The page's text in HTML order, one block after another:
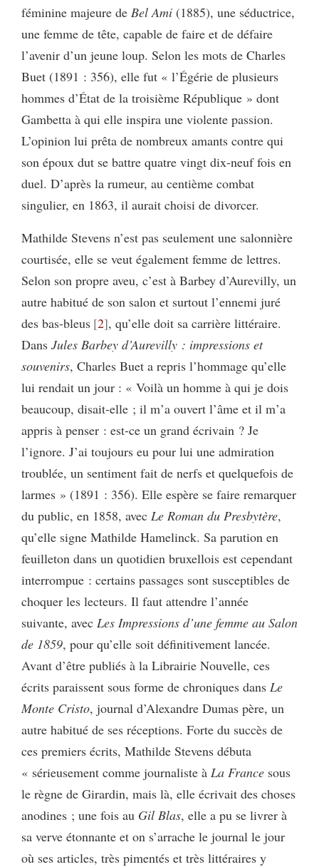
féminine majeure de Bel Ami (1885), une séductrice,
une femme de tête, capable de faire et de défaire
l’avenir d’un jeune loup. Selon les mots de Charles
Buet (1891 : 356), elle fut « l’Égérie de plusieurs
hommes d’État de la troisième République » dont
Gambetta à qui elle inspira une violente passion.
L’opinion lui prêta de nombreux amants contre qui
son époux dut se battre quatre vingt dix-neuf fois en
duel. D’après la rumeur, au centième combat
singulier, en 1863, il aurait choisi de divorcer.
Mathilde Stevens n’est pas seulement une salonnière
courtisée, elle se veut également femme de lettres.
Selon son propre aveu, c’est à Barbey d’Aurevilly, un
autre habitué de son salon et surtout l’ennemi juré
des bas-bleus 2 , qu’elle doit sa carrière littéraire.
Dans Jules Barbey d’Aurevilly : impressions et
souvenirs, Charles Buet a repris l’hommage qu’elle
lui rendait un jour : « Voilà un homme à qui je dois
beaucoup, disait-elle ; il m’a ouvert l’âme et il m’a
appris à penser : est-ce un grand écrivain ? Je
l’ignore. J’ai toujours eu pour lui une admiration
troublée, un sentiment fait de nerfs et quelquefois de
larmes » (1891 : 356). Elle espère se faire remarquer
du public, en 1858, avec Le Roman du Presbytère,
qu’elle signe Mathilde Hamelinck. Sa parution en
feuilleton dans un quotidien bruxellois est cependant
interrompue : certains passages sont susceptibles de
choquer les lecteurs. Il faut attendre l’année
suivante, avec Les Impressions d’une femme au Salon
de 1859, pour qu’elle soit définitivement lancée.
Avant d’être publiés à la Librairie Nouvelle, ces
écrits paraissent sous forme de chroniques dans Le
Monte Cristo, journal d’Alexandre Dumas père, un
autre habitué de ses réceptions. Forte du succès de
ces premiers écrits, Mathilde Stevens débuta
« sérieusement comme journaliste à La France sous
le règne de Girardin, mais là, elle écrivait des choses
anodines ; une fois au Gil Blas, elle a pu se livrer à
sa verve étonnante et on s’arrache le journal le jour
où ses articles, très pimentés et très littéraires y